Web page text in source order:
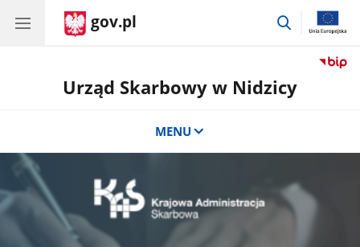
gov.pl
przejdź
Urząd Skarbowy w Nidzicy
MENU